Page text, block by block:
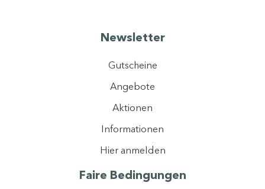
Newsletter
Gutscheine
Angebote
Aktionen
Informationen
Hier anmelden
Faire Bedingungen